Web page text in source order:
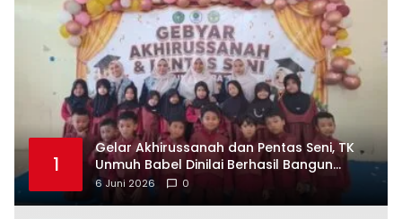
1
‎Gelar Akhirussanah dan Pentas Seni, TK
Unmuh Babel Dinilai Berhasil Bangun
6 Juni 2026 0